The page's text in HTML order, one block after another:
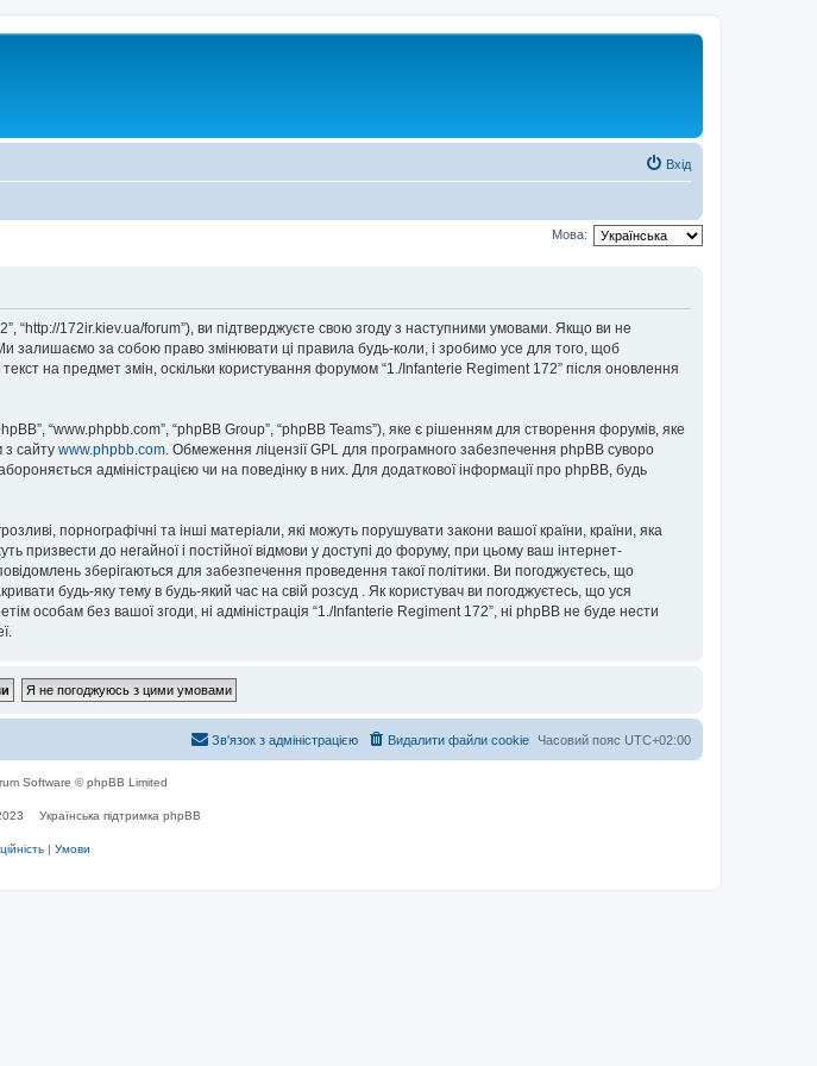
Вхід
Мова:
“http://172ir.kiev.ua/forum”), ви підтверджуєте свою згоду з наступними умовами. Якщо ви не
залишаємо за собою право змінювати ці правила будь-коли, і зробимо усе для того, щоб
на предмет змін, оскільки користування форумом “1./Infanterie Regiment 172” після оновлення
“www.phpbb.com”, “phpBB Group”, “phpBB Teams”), яке є рішенням для створення форумів, яке
з сайту www.phpbb.com . Обмеження ліцензії GPL для програмного забезпечення phpBB суворо
адміністрацією чи на поведінку в них. Для додаткової інформації про phpBB, будь
порнографічні та інші матеріали, які можуть порушувати закони вашої країни, країни, яка
призвести до негайної і постійної відмови у доступі до форуму, при цьому ваш інтернет-
зберігаються для забезпечення проведення такої політики. Ви погоджуєтесь, що
будь-яку тему в будь-який час на свій розсуд . Як користувач ви погоджуєтесь, що уся
особам без вашої згоди, ні адміністрація “1./Infanterie Regiment 172”, ні phpBB не буде нести
Часовий пояс UTC+02:00
Видалити файли cookie
Зв'язок з адміністрацією
Software © phpBB Limited
Українська підтримка phpBB
| Умови